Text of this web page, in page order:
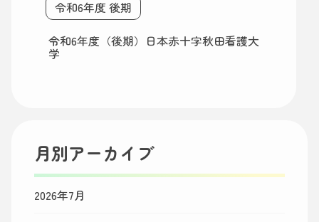
令和6年度 後期
令和6年度（後期）日本赤十字秋田看護大
学
月別アーカイブ
2026年7月